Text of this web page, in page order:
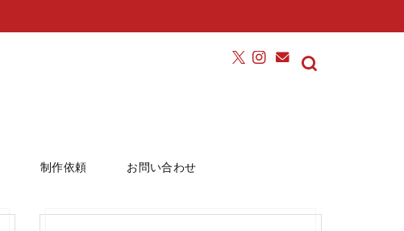
制作依頼 お問い合わせ